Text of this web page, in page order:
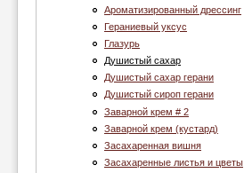
Ароматизированный дрессинг
Гераниевый уксус
Глазурь
Душистый сахар
Душистый сахар герани
Душистый сироп герани
Заварной крем # 2
Заварной крем (кустард)
Засахаренная вишня
Засахаренные листья и цветы